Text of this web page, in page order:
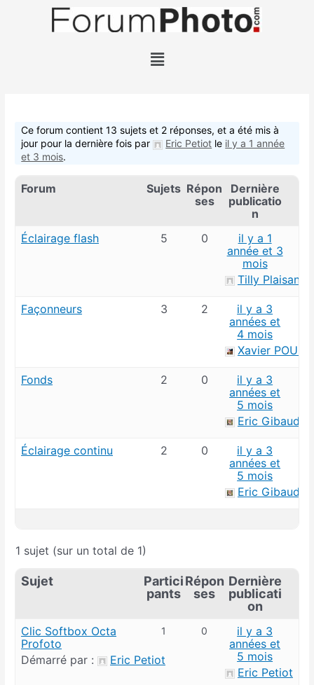
Menu
Ce forum contient 13 sujets et 2 réponses, et a été mis à
jour pour la dernière fois par
Eric Petiot le il y a 1 année
et 3 mois.
Forum Sujets Répon
ses
Dernière
publicatio
n
Éclairage flash
5 0
il y a 1
année et 3
mois
Tilly Plaisance
Façonneurs 3 2
il y a 3
années et
4 mois
Xavier
Fonds 2 0
il y a 3
années et
5 mois
Eric Gibaud
Éclairage continu 2 0
il y a 3
années et
5 mois
Eric Gibaud
1 sujet (sur un total de 1)
Sujet
Partici
pants
Répon
ses
Dernière
publicati
on
Clic Softbox Octa
Profoto
Démarré par :
Eric Petiot
1 0
il y a 3
années et
5 mois
Eric Petiot